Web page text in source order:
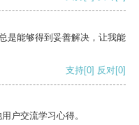
是能够得到妥善解决，让我能
支持[0] 反对[0]
户交流学习心得。